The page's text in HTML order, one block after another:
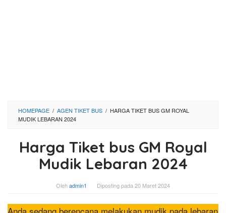
HOMEPAGE / AGEN TIKET BUS / HARGA TIKET BUS GM ROYAL
MUDIK LEBARAN 2024
Harga Tiket bus GM Royal
Mudik Lebaran 2024
Olehadmin1 Diposting pada 20 Maret 2024